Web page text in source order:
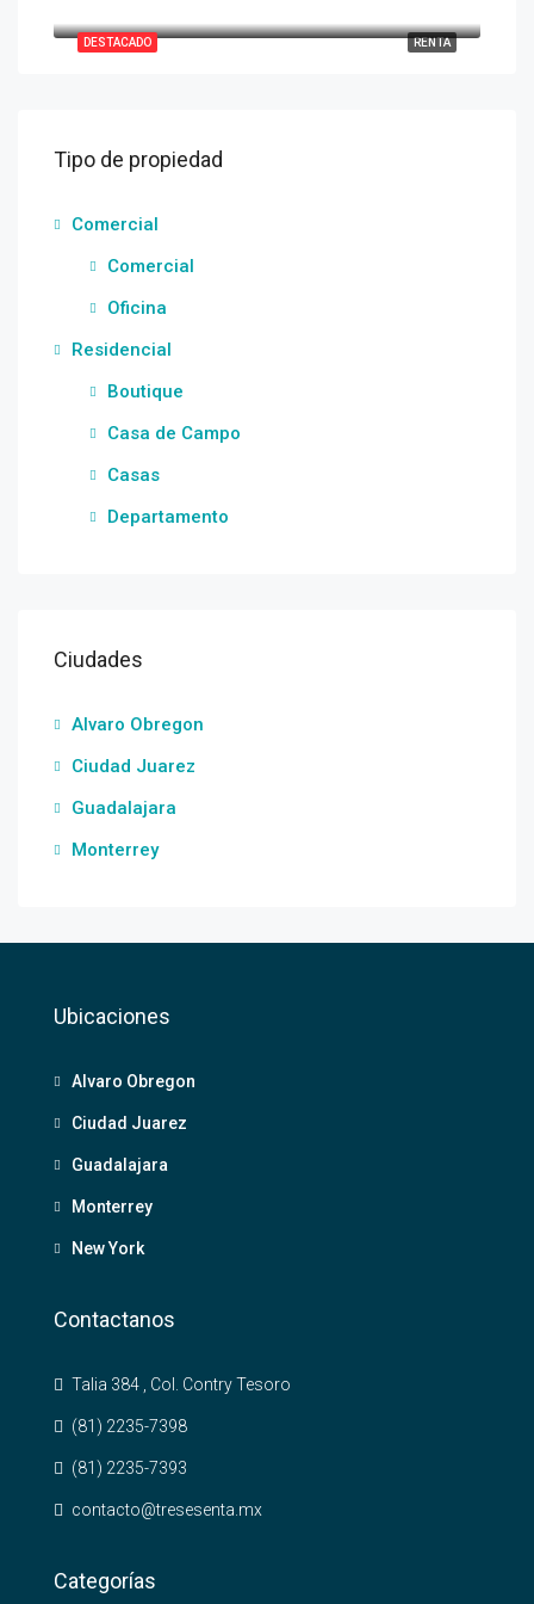
RENTA
DESTACADO
Tipo de propiedad
Comercial
Comercial
Oficina
Residencial
Boutique
Casa de Campo
Casas
Departamento
Ciudades
Alvaro Obregon
Ciudad Juarez
Guadalajara
Monterrey
Ubicaciones
Alvaro Obregon
Ciudad Juarez
Guadalajara
Monterrey
New York
Contactanos
Talia 384 , Col. Contry Tesoro
(81) 2235-7398
(81) 2235-7393
contacto@tresesenta.mx
Categorías